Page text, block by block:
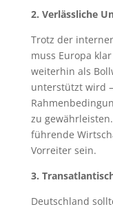
2. Verlässliche
Trotz der
muss Europa
weiterhin als
unterstützt wird
zu
führende
Vorreiter sein.
3.
Deutschland